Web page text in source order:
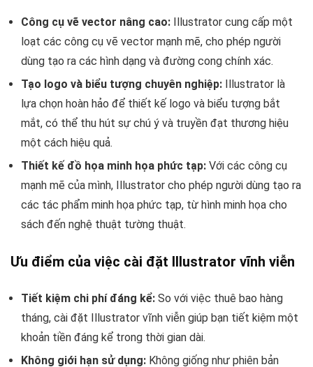
Công cụ vẽ vector nâng cao: Illustrator cung cấp một
loạt các công cụ vẽ vector mạnh mẽ, cho phép người
dùng tạo ra các hình dạng và đường cong chính xác.
Tạo logo và biểu tượng chuyên nghiệp: Illustrator là
lựa chọn hoàn hảo để thiết kế logo và biểu tượng bắt
mắt, có thể thu hút sự chú ý và truyền đạt thương hiệu
một cách hiệu quả.
Thiết kế đồ họa minh họa phức tạp: Với các công cụ
mạnh mẽ của mình, Illustrator cho phép người dùng tạo ra
các tác phẩm minh họa phức tạp, từ hình minh họa cho
sách đến nghệ thuật tường thuật.
Ưu điểm của việc cài đặt Illustrator vĩnh viễn
Tiết kiệm chi phí đáng kể: So với việc thuê bao hàng
tháng, cài đặt Illustrator vĩnh viễn giúp bạn tiết kiệm một
khoản tiền đáng kể trong thời gian dài.
Không giới hạn sử dụng: Không giống như phiên bản